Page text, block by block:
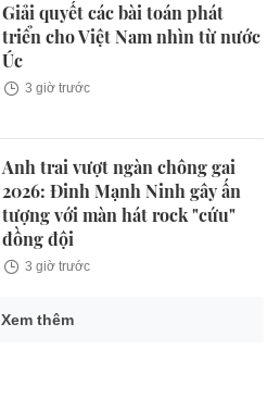
Giải quyết các bài toán phát
triển cho Việt Nam nhìn từ nước
Úc
3 giờ trước
Anh trai vượt ngàn chông gai
2026: Đinh Mạnh Ninh gây ấn
tượng với màn hát rock "cứu"
đồng đội
3 giờ trước
Xem thêm